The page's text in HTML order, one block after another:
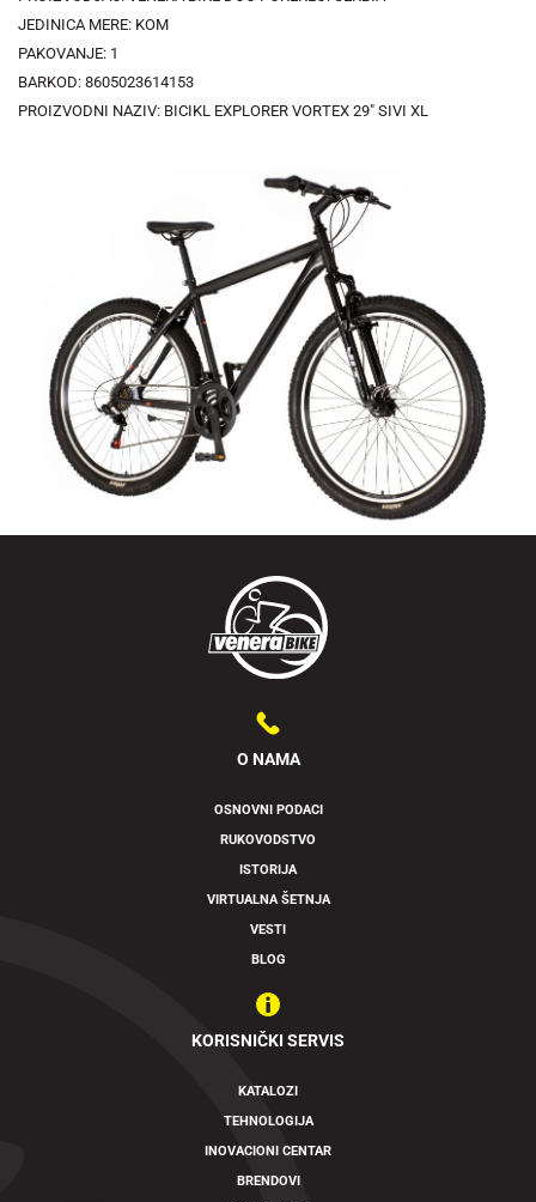
JEDINICA MERE: KOM
PAKOVANJE: 1
BARKOD: 8605023614153
PROIZVODNI NAZIV: BICIKL EXPLORER VORTEX 29" SIVI XL
Swipe to spin
O NAMA
OSNOVNI PODACI
RUKOVODSTVO
ISTORIJA
VIRTUALNA ŠETNJA
VESTI
BLOG
KORISNIČKI SERVIS
KATALOZI
TEHNOLOGIJA
INOVACIONI CENTAR
BRENDOVI